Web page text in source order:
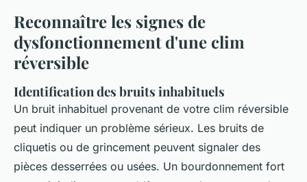
Reconnaître les signes de
dysfonctionnement d'une clim
réversible
Identification des bruits inhabituels
Un bruit inhabituel provenant de votre clim réversible
peut indiquer un problème sérieux. Les bruits de
cliquetis ou de grincement peuvent signaler des
pièces desserrées ou usées. Un bourdonnement fort